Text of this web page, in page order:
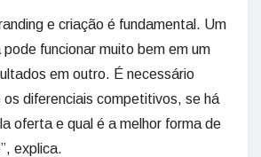
e criação é fundamental. Um
funcionar muito bem em um
em outro. É necessário
os diferenciais competitivos, se há
oferta e qual é a melhor forma de
explica.